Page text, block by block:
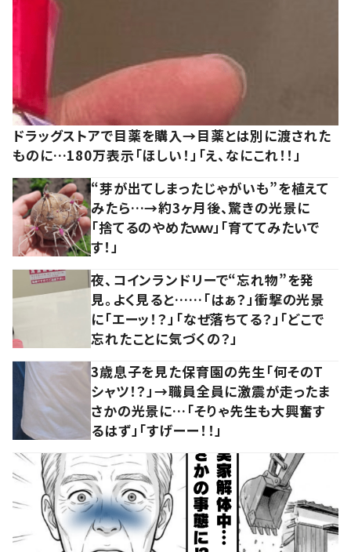
ドラッグストアで目薬を購入→目薬とは別に渡された
ものに…180万表示「ほしい！」「え、なにこれ！！」
“芽が出てしまったじゃがいも”を植えて
みたら…→約3ヶ月後、驚きの光景に
「捨てるのやめたｗｗ」「育ててみたいで
す！」
夜、コインランドリーで“忘れ物”を発
見。よく見ると……「はぁ？」衝撃の光景
に「エーッ！？」「なぜ落ちてる？」「どこで
忘れたことに気づくの？」
3歳息子を見た保育園の先生「何そのT
シャツ！？」→職員全員に激震が走ったま
さかの光景に…「そりゃ先生も大興奮す
るはず」「すげーー！！」